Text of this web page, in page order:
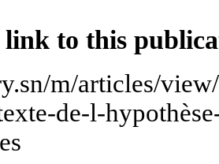
link to this
m/articles/
de-l-